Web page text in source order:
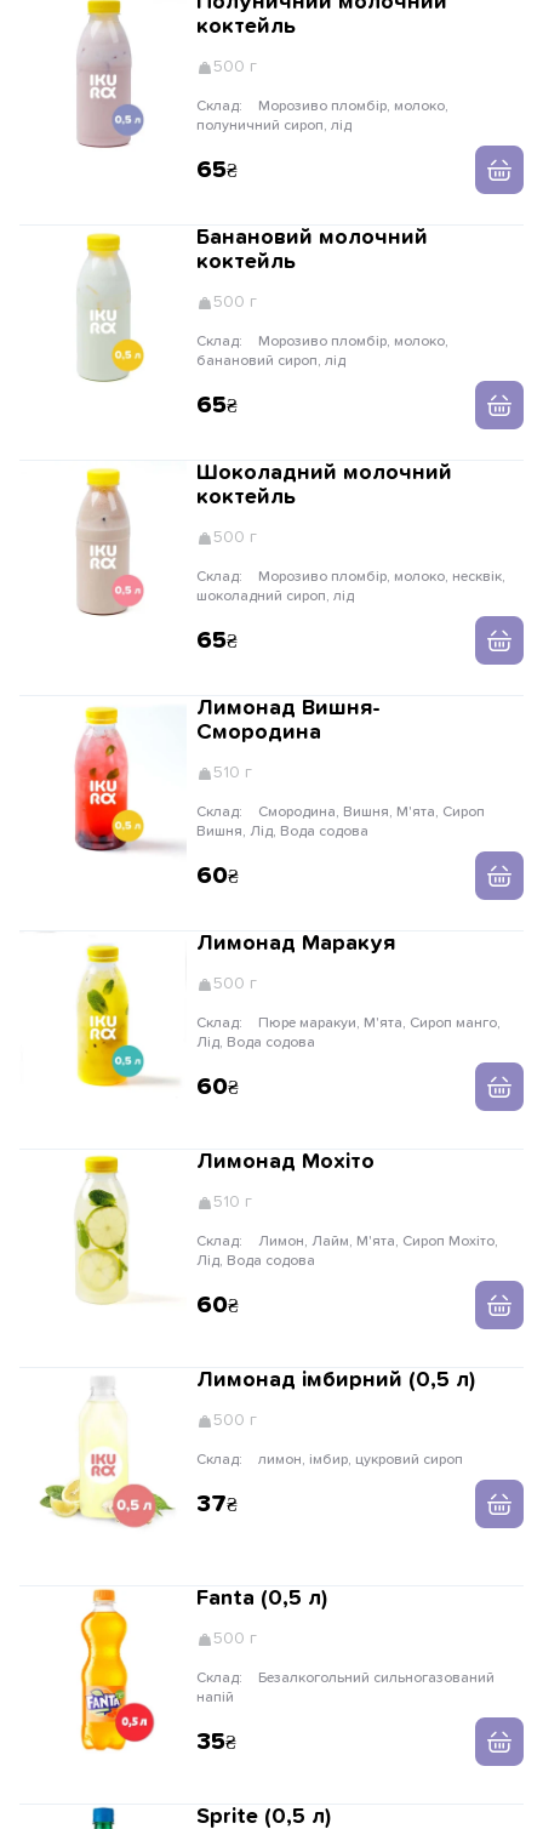
коктейль
500 г
Склад:
полуничний сироп, лід
65
Банановий молочний
коктейль
500 г
Склад:
банановий сироп, лід
65
Шоколадний молочний
коктейль
500 г
Склад:
шоколадний сироп, лід
65
Лимонад Вишня-
Смородина
510 г
Склад:
Вишня, Лід, Вода содова
60
Лимонад Маракуя
500 г
Склад:
Лід, Вода содова
60
Лимонад Мохіто
510 г
Склад:
Лід, Вода содова
60
Лимонад імбирний (0,5 л)
500 г
Склад: лимон, імбир, цукровий сироп
37
Fanta (0,5 л)
500 г
Склад:
напій
35
Sprite (0,5 л)